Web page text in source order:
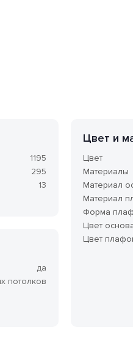
1195
295
13
да
потолков
Цвет и
Цвет
Материалы
Материал
Материал
Форма
Цвет
Цвет